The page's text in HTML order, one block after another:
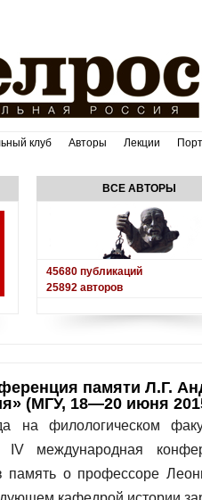
клуб Авторы Лекции
ВСЕ АВТОРЫ
45680 публикаций
25892 авторов
памяти Л.Г.
(МГУ, 18—20 июня
на филологическом
IV международная
память о профессоре